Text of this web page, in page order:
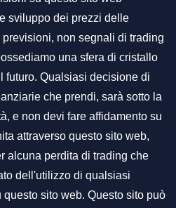
sviluppo dei prezzi delle
non segnali di trading
una sfera di cristallo
futuro. Qualsiasi decisione di
che prendi, sarà sotto la
e non devi fare affidamento su
attraverso questo sito web,
alcuna perdita di trading che
dell'utilizzo di qualsiasi
sito web. Questo sito può